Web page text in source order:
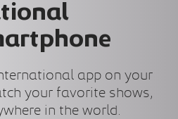
app on your
your favorite shows,
in the world.